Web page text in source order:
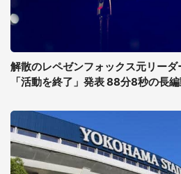
解散のレペゼンフォックス元リー
「活動を終了」発表 88分8秒の長